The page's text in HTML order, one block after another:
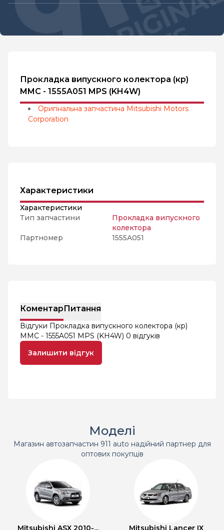
Прокладка випускного колектора (кр)
MMC - 1555A051 MPS (KH4W)
Оригінальна запчастина Mitsubishi Motors
Corporation
Характеристики
Характеристики
Тип запчастини
Прокладка випускного
колектора
Партномер
1555A051
КоментарПитання
Відгуки Прокладка випускного колектора (кр)
MMC - 1555A051 MPS (KH4W) 0 відгуків
Залишити відгук
Моделі
Магазин автозапчастин 911 auto надійний партнер для
оптових покупців
Mitsubishi ASX 2010-... Mitsubishi Lancer IX